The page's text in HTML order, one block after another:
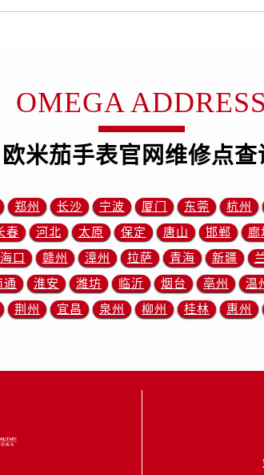
（需提前预约）
心（需提前预约）
售后服务中心（需提前预约）
需提前预约）
需提前预约）
需提前预约）
提前预约）
需提前预约）
提前预约）
OMEGA ADDRESS
欧米茄手表官网维修点查
郑州 长沙 宁波 厦门 东莞 杭州
春 河北 太原 保定 唐山 邯郸 廊
海口 赣州 漳州 拉萨 青海 新疆
通 淮安 潍坊 临沂 烟台 亳州 温
荆州 宜昌 泉州 柳州 桂林 惠州